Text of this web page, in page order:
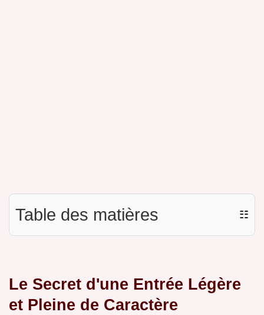
Table des matières ☷
Le Secret d'une Entrée Légère
et Pleine de Caractère